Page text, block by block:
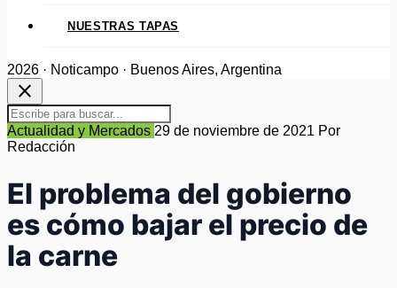
NUESTRAS TAPAS
2026 · Noticampo · Buenos Aires, Argentina
close
Actualidad y Mercados 29 de noviembre de 2021 Por
Redacción
El problema del gobierno
es cómo bajar el precio de
la carne